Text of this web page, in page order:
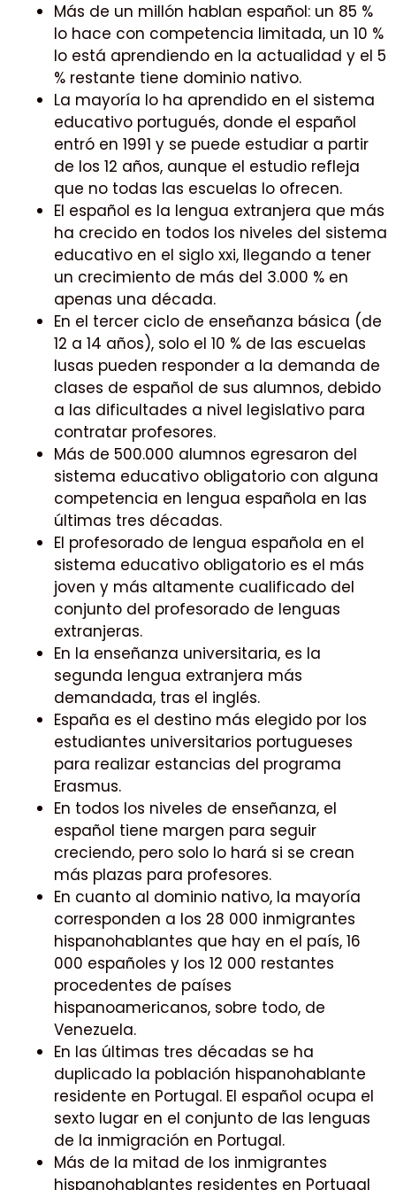
Más de un millón hablan español: un 85 %
lo hace con competencia limitada, un 10 %
lo está aprendiendo en la actualidad y el 5
% restante tiene dominio nativo.
La mayoría lo ha aprendido en el sistema
educativo portugués, donde el español
entró en 1991 y se puede estudiar a partir
de los 12 años, aunque el estudio refleja
que no todas las escuelas lo ofrecen.
El español es la lengua extranjera que más
ha crecido en todos los niveles del sistema
educativo en el siglo xxi, llegando a tener
un crecimiento de más del 3.000 % en
apenas una década.
En el tercer ciclo de enseñanza básica (de
12 a 14 años), solo el 10 % de las escuelas
lusas pueden responder a la demanda de
clases de español de sus alumnos, debido
a las dificultades a nivel legislativo para
contratar profesores.
Más de 500.000 alumnos egresaron del
sistema educativo obligatorio con alguna
competencia en lengua española en las
últimas tres décadas.
El profesorado de lengua española en el
sistema educativo obligatorio es el más
joven y más altamente cualificado del
conjunto del profesorado de lenguas
extranjeras.
En la enseñanza universitaria, es la
segunda lengua extranjera más
demandada, tras el inglés.
España es el destino más elegido por los
estudiantes universitarios portugueses
para realizar estancias del programa
Erasmus.
En todos los niveles de enseñanza, el
español tiene margen para seguir
creciendo, pero solo lo hará si se crean
más plazas para profesores.
En cuanto al dominio nativo, la mayoría
corresponden a los 28 000 inmigrantes
hispanohablantes que hay en el país, 16
000 españoles y los 12 000 restantes
procedentes de países
hispanoamericanos, sobre todo, de
Venezuela.
En las últimas tres décadas se ha
duplicado la población hispanohablante
residente en Portugal. El español ocupa el
sexto lugar en el conjunto de las lenguas
de la inmigración en Portugal.
Más de la mitad de los inmigrantes
hispanohablantes residentes en Portugal